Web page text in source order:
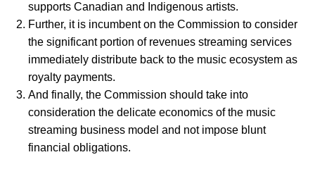
supports Canadian and Indigenous artists.
Further, it is incumbent on the Commission to consider
the significant portion of revenues streaming services
immediately distribute back to the music ecosystem as
royalty payments.
And finally, the Commission should take into
consideration the delicate economics of the music
streaming business model and not impose blunt
financial obligations.